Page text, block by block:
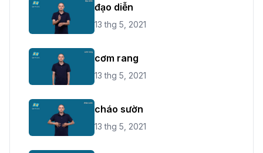
đạo diễn
13 thg 5, 2021
cơm rang
13 thg 5, 2021
cháo sườn
13 thg 5, 2021